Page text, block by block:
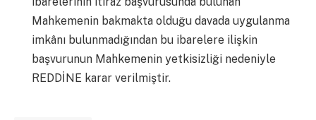
Mahkemenin bakmakta olduğu davada uygulanma
imkânı bulunmadığından bu ibarelere ilişkin
başvurunun Mahkemenin yetkisizliği nedeniyle
REDDİNE karar verilmiştir.